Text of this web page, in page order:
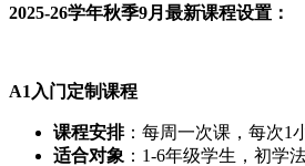
2025-26学年秋季9月最新课程设置：
A1入门定制课程
课程安排：每周一次课，每次1
适合对象 ：1-6年级学生，初学